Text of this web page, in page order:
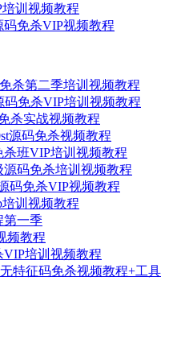
训视频教程
免杀VIP视频教程
杀第二季培训视频教程
码免杀VIP培训视频教程
杀实战视频教程
源码免杀视频教程
班VIP培训视频教程
码免杀培训视频教程
码免杀VIP视频教程
培训视频教程
第一季
频教程
培训视频教程
特征码免杀视频教程+工具